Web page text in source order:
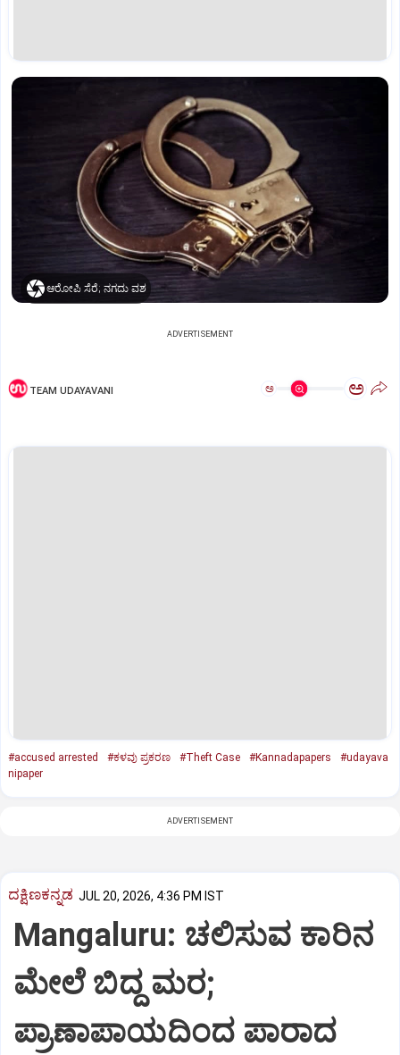
ಆರೋಪಿ ಸೆರೆ; ನಗದು ವಶ
ADVERTISEMENT
TEAM UDAYAVANI ಅ ಅ
#accused arrested #ಕಳವು ಪ್ರಕರಣ #Theft Case #Kannadapapers
#udayava
nipaper
ADVERTISEMENT
ದಕ್ಷಿಣಕನ್ನಡ JUL 20, 2026, 4:36 PM IST
Mangaluru: ಚಲಿಸುವ ಕಾರಿನ
ಮೇಲೆ ಬಿದ್ದ ಮರ;
ಪ್ರಾಣಾಪಾಯದಿಂದ ಪಾರಾದ